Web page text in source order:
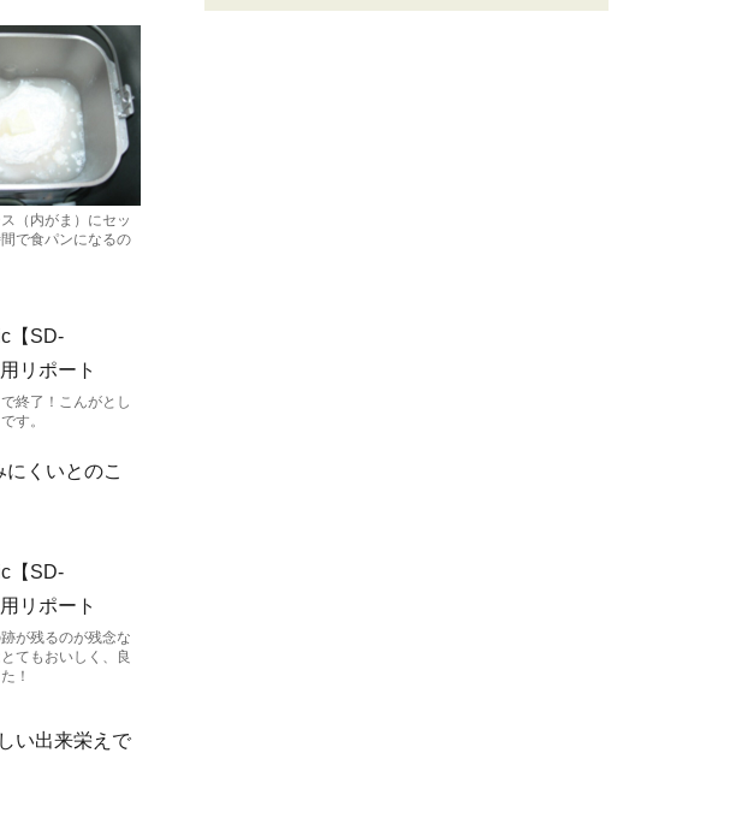
（内がま）にセッ
で食パンになるの
終了！こんがとし
す。
くいとのこ
が残るのが残念な
てもおいしく、良
！
い出来栄えで